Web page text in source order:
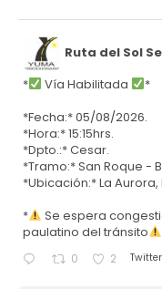
Ruta del Sol
* Vía Habilitada
*
*Fecha:* 05/08/2026.
*Hora:* 15:15hrs.
*Dpto.:* Cesar.
*Tramo:* San Roque -
*Ubicación:* La Aurora,
*
Se espera
paulatino del tránsito
0 2 Twitter